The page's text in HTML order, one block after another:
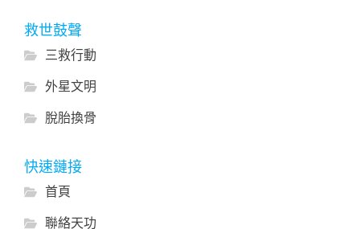
救世鼓聲
三救行動
外星文明
脫胎換骨
快速鏈接
首頁
聯絡天功